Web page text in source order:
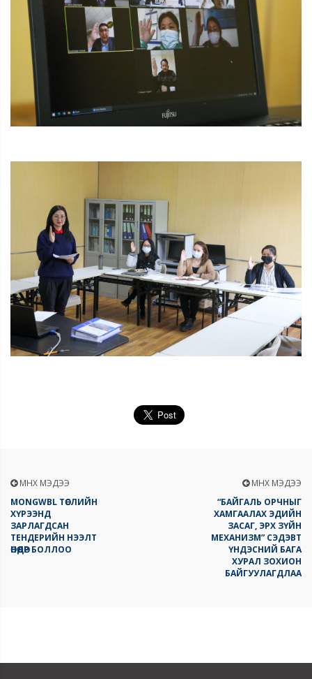
ӨМНӨХ МЭДЭЭ
MONGWBL ТӨСЛИЙН
ХҮРЭЭНД
ЗАРЛАГДСАН
ТЕНДЕРИЙН НЭЭЛТ
ӨНӨӨДӨР БОЛЛОО
ӨМНӨХ МЭДЭЭ
“БАЙГАЛЬ ОРЧНЫГ
ХАМГААЛАХ ЭДИЙН
ЗАСАГ, ЭРХ ЗҮЙН
МЕХАНИЗМ” СЭДЭВТ
ҮНДЭСНИЙ БАГА
ХУРАЛ ЗОХИОН
БАЙГУУЛАГДЛАА